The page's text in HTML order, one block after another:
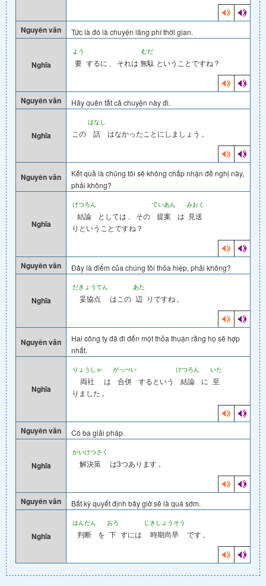
Nguyên văn Tức là đó là chuyện lãng phí thời gian.
Nghĩa
よう
要 するに それは
むだ
無駄 ということですね？
Nguyên văn Hãy quên tất cả chuyện này đi.
Nghĩa この
はなし
話 はなかったことにしましょう 。
Nguyên văn
Kết quả là chúng tôi sẽ không chấp nhận đề nghị này,
phải không?
Nghĩa
けつろん
結論 としては その
ていあん
提案 は
みおく
見送
りということですね？
Nguyên văn Đây là điểm của chúng tôi thỏa hiệp, phải không?
Nghĩa
だきょうてん
妥協点 はこの
あた
辺 りですね 。
Nguyên văn
Hai công ty đã đi đến một thỏa thuận rằng họ sẽ hợp
nhất.
Nghĩa
りょうしゃ
両社 は
がっぺい
合併 するという
けつろん
結論 に
いた
至
りました 。
Nguyên văn Có ba giải pháp.
Nghĩa
かいけつさく
解決策 は3つあります 。
Nguyên văn Bất kỳ quyết định bây giờ sẽ là quá sớm.
Nghĩa
はんだん
判断 を
おろ
下 すには
じきしょうそう
時期尚早 です 。